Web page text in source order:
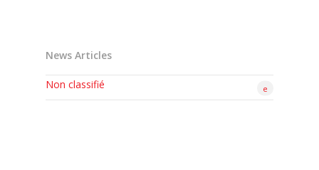
News Articles
Non classifié e